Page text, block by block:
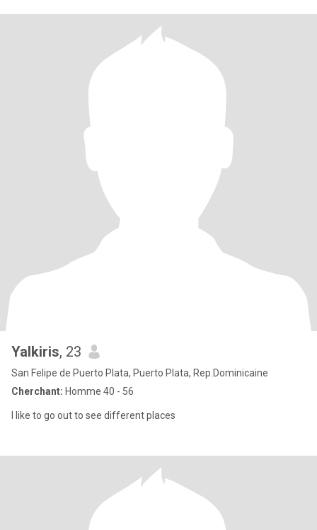
Yalkiris, 23
San Felipe de Puerto Plata, Puerto Plata, Rep.Dominicaine
Cherchant: Homme 40 - 56
I like to go out to see different places